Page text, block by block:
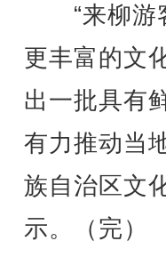
“来柳游
更丰富的文
出一批具有
有力推动当
族自治区文
示。（完）